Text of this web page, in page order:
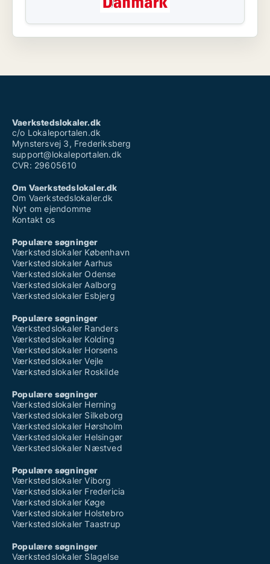
Vaerkstedslokaler.dk
c/o Lokaleportalen.dk
Mynstersvej 3, Frederiksberg
support@lokaleportalen.dk
CVR: 29605610
Om Vaerkstedslokaler.dk
Om Vaerkstedslokaler.dk
Nyt om ejendomme
Kontakt os
Populære søgninger
Værkstedslokaler København
Værkstedslokaler Aarhus
Værkstedslokaler Odense
Værkstedslokaler Aalborg
Værkstedslokaler Esbjerg
Populære søgninger
Værkstedslokaler Randers
Værkstedslokaler Kolding
Værkstedslokaler Horsens
Værkstedslokaler Vejle
Værkstedslokaler Roskilde
Populære søgninger
Værkstedslokaler Herning
Værkstedslokaler Silkeborg
Værkstedslokaler Hørsholm
Værkstedslokaler Helsingør
Værkstedslokaler Næstved
Populære søgninger
Værkstedslokaler Viborg
Værkstedslokaler Fredericia
Værkstedslokaler Køge
Værkstedslokaler Holstebro
Værkstedslokaler Taastrup
Populære søgninger
Værkstedslokaler Slagelse